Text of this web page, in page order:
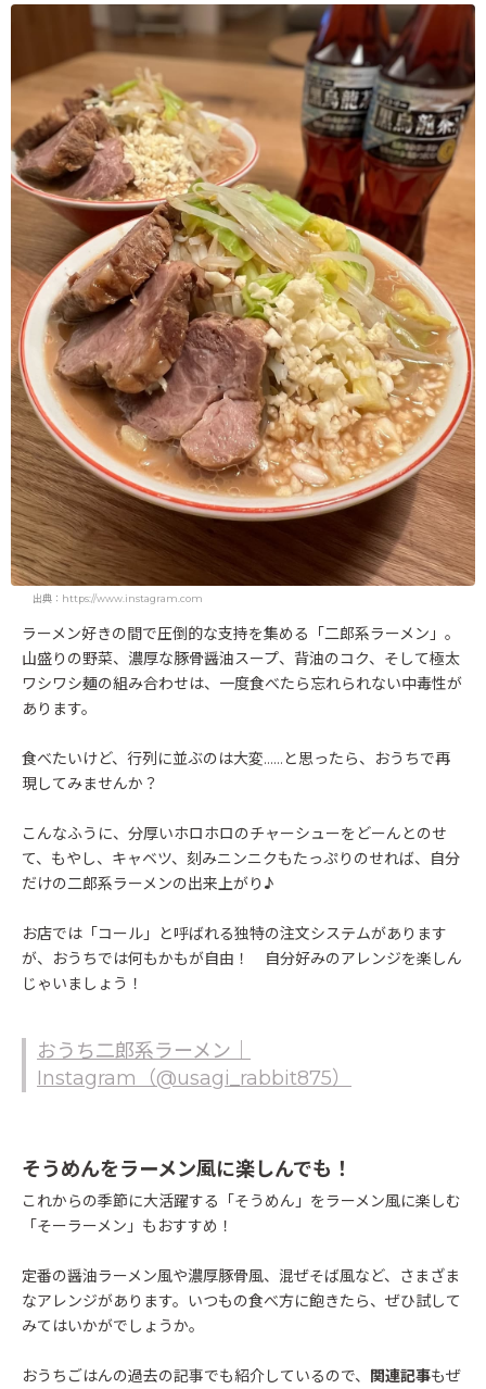
出典：https://www.instagram.com
ラーメン好きの間で圧倒的な支持を集める「二郎系ラーメン」。
山盛りの野菜、濃厚な豚骨醤油スープ、背油のコク、そして極太
ワシワシ麺の組み合わせは、一度食べたら忘れられない中毒性が
あります。
食べたいけど、行列に並ぶのは大変……と思ったら、おうちで再
現してみませんか？
こんなふうに、分厚いホロホロのチャーシューをどーんとのせ
て、もやし、キャベツ、刻みニンニクもたっぷりのせれば、自分
だけの二郎系ラーメンの出来上がり♪
お店では「コール」と呼ばれる独特の注文システムがあります
が、おうちでは何もかもが自由！ 自分好みのアレンジを楽しん
じゃいましょう！
おうち二郎系ラーメン｜
Instagram（@usagi_rabbit875）
そうめんをラーメン風に楽しんでも！
これからの季節に大活躍する「そうめん」をラーメン風に楽しむ
「そーラーメン」もおすすめ！
定番の醤油ラーメン風や濃厚豚骨風、混ぜそば風など、さまざま
なアレンジがあります。いつもの食べ方に飽きたら、ぜひ試して
みてはいかがでしょうか。
おうちごはんの過去の記事でも紹介しているので、 関連記事もぜ